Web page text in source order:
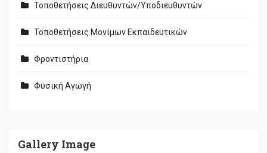
Τοποθετήσεις Διευθυντών/Υποδιευθυντών
Τοποθετήσεις Μονίμων Εκπαιδευτικών
Φροντιστήρια
Φυσική Αγωγή
Gallery Image